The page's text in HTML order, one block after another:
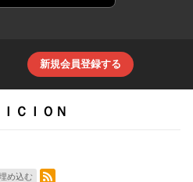
新規会員登録する
ＣＩＯＮ
め込む
RSSフィード